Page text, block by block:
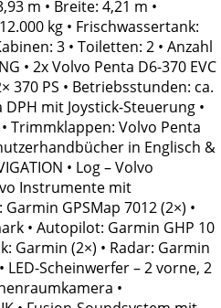
m • Breite: 4,21 m •
kg • Frischwassertank:
3 • Toiletten: 2 • Anzahl
• 2x Volvo Penta D6-370 EVC
370 PS • Betriebsstunden: ca.
mit Joystick-Steuerung •
Trimmklappen: Volvo Penta
in Englisch &
• Log – Volvo
Instrumente mit
GPSMap 7012 (2×) •
• Autopilot: Garmin GHP 10
Garmin (2×) • Radar: Garmin
LED-Scheinwerfer – 2 vorne, 2
•